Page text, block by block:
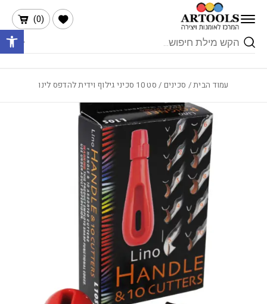
Skip to Content
Products
search
(
0
)
הרשימה שלי
עמוד הבית/ סכינים / סט 10 סכיני גילוף וידית להדפס לינו
בחזרה למעלה